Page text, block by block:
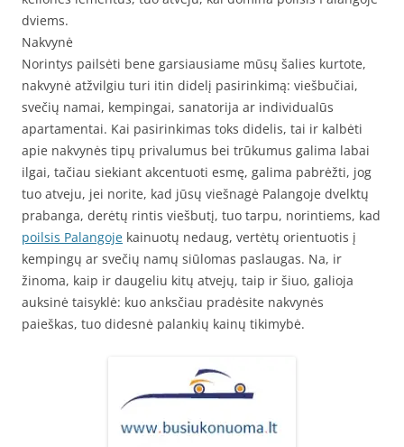
dviems.
Nakvynė
Norintys pailsėti bene garsiausiame mūsų šalies kurtote,
nakvynė atžvilgiu turi itin didelį pasirinkimą: viešbučiai,
svečių namai, kempingai, sanatorija ar individualūs
apartamentai. Kai pasirinkimas toks didelis, tai ir kalbėti
apie nakvynės tipų privalumus bei trūkumus galima labai
ilgai, tačiau siekiant akcentuoti esmę, galima pabrėžti, jog
tuo atveju, jei norite, kad jūsų viešnagė Palangoje dvelktų
prabanga, derėtų rintis viešbutį, tuo tarpu, norintiems, kad
poilsis Palangoje kainuotų nedaug, vertėtų orientuotis į
kempingų ar svečių namų siūlomas paslaugas. Na, ir
žinoma, kaip ir daugeliu kitų atvejų, taip ir šiuo, galioja
auksinė taisyklė: kuo anksčiau pradėsite nakvynės
paieškas, tuo didesnė palankių kainų tikimybė.